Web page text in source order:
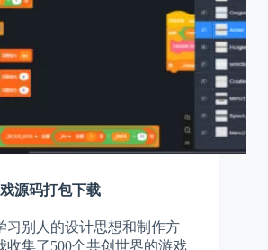
源码打包下载
习别人的设计思想和制作方
收集了500个共创世界的游戏